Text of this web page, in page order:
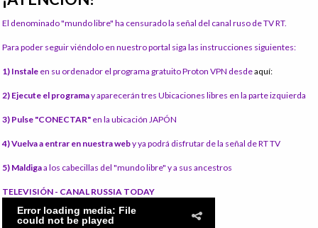
El denominado "mundo libre" ha censurado la señal del canal ruso de TV RT.
Para poder seguir viéndolo en nuestro portal siga las instrucciones siguientes:
1) Instale en su ordenador el programa gratuito Proton VPN desdeaquí:
2) Ejecute el programay aparecerán tres Ubicaciones libres en la parte izquierda
3) Pulse "CONECTAR" en la ubicación JAPÓN
4) Vuelva a entrar en nuestra weby ya podrá disfrutar de la señal de RT TV
5) Maldigaa los cabecillas del "mundo libre" y a sus ancestros
TELEVISIÓN - CANAL RUSSIA TODAY